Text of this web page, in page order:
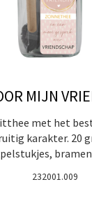
MIJN
met het
karakter. 20
232001.009